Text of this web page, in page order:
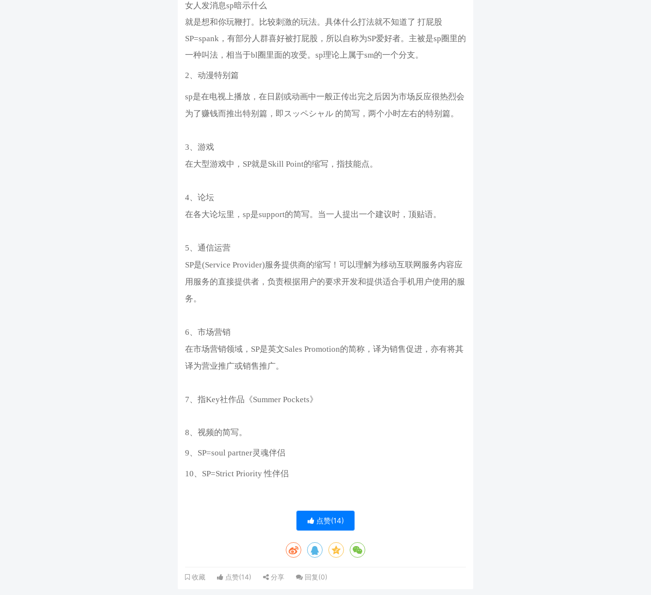
女人发消息sp暗示什么
就是想和你玩鞭打。比较刺激的玩法。具体什么打法就不知道了 打屁股
SP=spank，有部分人群喜好被打屁股，所以自称为SP爱好者。主被是sp圈里的
一种叫法，相当于bl圈里面的攻受。sp理论上属于sm的一个分支。
2、动漫特别篇
sp是在电视上播放，在日剧或动画中一般正传出完之后因为市场反应很热烈会
为了赚钱而推出特别篇，即スッペシャル 的简写，两个小时左右的特别篇。
3、游戏
在大型游戏中，SP就是Skill Point的缩写，指技能点。
4、论坛
在各大论坛里，sp是support的简写。当一人提出一个建议时，顶贴语。
5、通信运营
SP是(Service Provider)服务提供商的缩写！可以理解为移动互联网服务内容应
用服务的直接提供者，负责根据用户的要求开发和提供适合手机用户使用的服
务。
6、市场营销
在市场营销领域，SP是英文Sales Promotion的简称，译为销售促进，亦有将其
译为营业推广或销售推广。
7、指Key社作品《Summer Pockets》
8、视频的简写。
9、SP=soul partner灵魂伴侣
10、SP=Strict Priority 性伴侣
点赞(14)
收藏 点赞(14) 分享 回复(0)